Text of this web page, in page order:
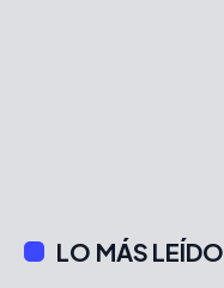
LO MÁS LEÍDO